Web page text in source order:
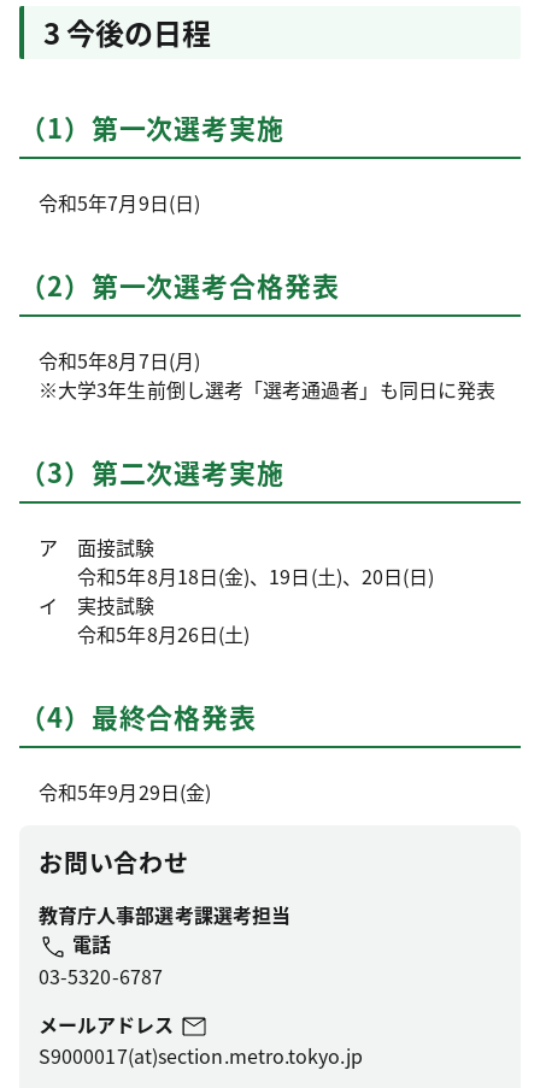
3 今後の日程
（1）第一次選考実施
令和5年7月9日(日)
（2）第一次選考合格発表
令和5年8月7日(月)
※大学3年生前倒し選考「選考通過者」も同日に発表
（3）第二次選考実施
ア 面接試験
令和5年8月18日(金)、19日(土)、20日(日)
イ 実技試験
令和5年8月26日(土)
（4）最終合格発表
令和5年9月29日(金)
お問い合わせ
教育庁人事部選考課選考担当
電話
03-5320-6787
メールアドレス
S9000017(at)section.metro.tokyo.jp